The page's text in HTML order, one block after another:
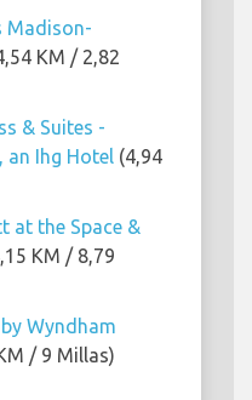
Madison-
KM / 2,82
& Suites -
an Ihg Hotel (4,94
at the Space &
KM / 8,79
Wyndham
/ 9 Millas)